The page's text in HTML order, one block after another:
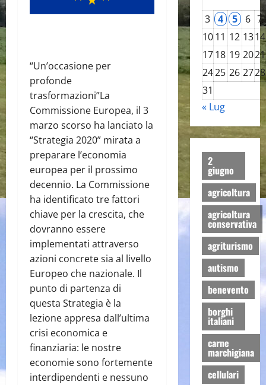
“Un’occasione per
profonde
trasformazioni”La
Commissione Europea, il 3
marzo scorso ha lanciato la
“Strategia 2020” mirata a
preparare l’economia
europea per il prossimo
decennio. La Commissione
ha identificato tre fattori
chiave per la crescita, che
dovranno essere
implementati attraverso
azioni concrete sia al livello
Europeo che nazionale. Il
punto di partenza di
questa Strategia è la
lezione appresa dall’ultima
crisi economica e
finanziaria: le nostre
economie sono fortemente
interdipendenti e nessuno
3 4 5 6 7
10 11 12 1314
17 18 19 2021
2425 26 2728
31
« Lug
2
giugno
agricoltura
agricoltura
conservativa
agriturismo
autismo
benevento
borghi
italiani
carne
marchigiana
cellulari